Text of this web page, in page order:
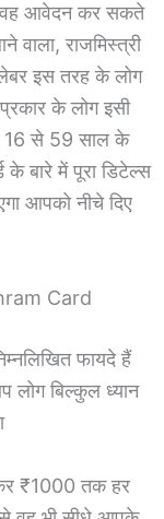
वह आवेदन कर सकते
राजमिस्त्री
इस तरह के लोग
के लोग इसी
16 से 59 साल के
के बारे में पूरा डिटेल्स
आपको नीचे दिए
Card
फायदे हैं
लोग बिल्कुल ध्यान
₹1000 तक हर